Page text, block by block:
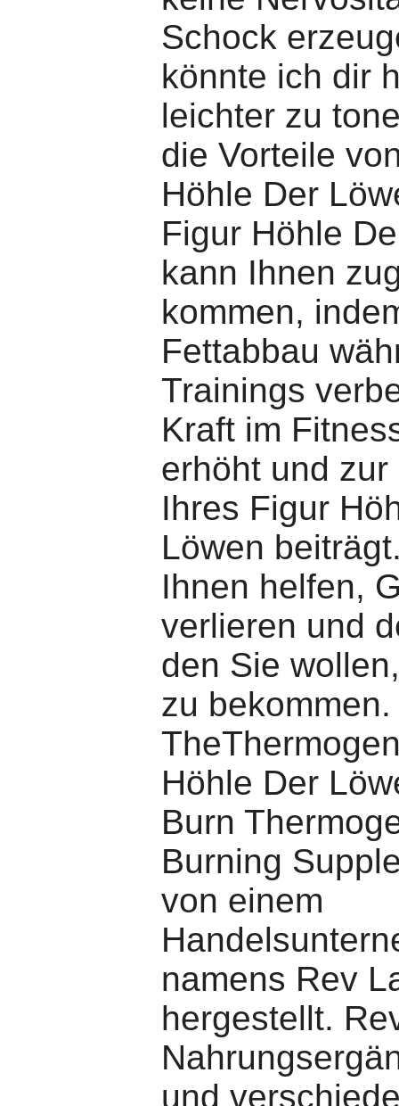
Schock
könnte ich dir
leichter zu
die Vorteile
Höhle Der
Figur Höhle
kann Ihnen
kommen,
Fettabbau
Trainings
Kraft im
erhöht und
Ihres Figur
Löwen
Ihnen helfen,
verlieren und
den Sie
zu
Höhle Der
Burn
Burning
von einem
namens Rev
hergestellt.
und